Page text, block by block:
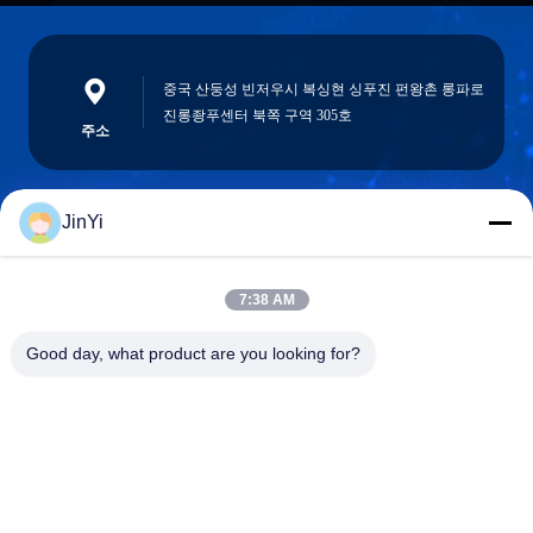
주소
중국 산둥성 빈저우시 복싱현 싱푸진 펀왕촌 롱파로
진롱좡푸센터 북쪽 구역 305호
chenshasha1867@gmail.com
JinYi
7:38 AM
Good day, what product are you looking for?